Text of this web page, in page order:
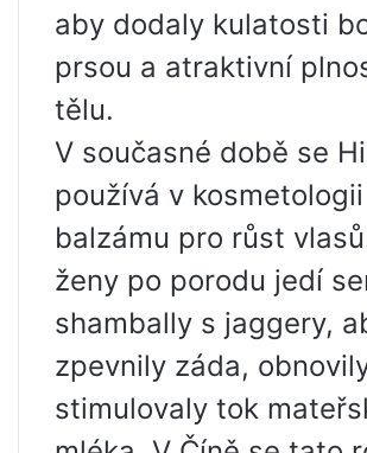
aby dodaly kulatosti
prsou a atraktivní
tělu.
V současné době se
používá v
balzámu pro růst
ženy po porodu jedí
shambally s jaggery,
zpevnily záda,
stimulovaly tok